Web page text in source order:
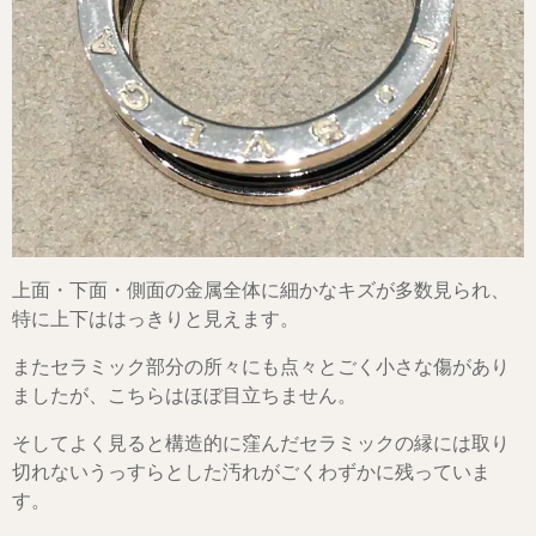
上面・下面・側面の金属全体に細かなキズが多数見られ、
特に上下ははっきりと見えます。
またセラミック部分の所々にも点々とごく小さな傷があり
ましたが、こちらはほぼ目立ちません。
そしてよく見ると構造的に窪んだセラミックの縁には取り
切れないうっすらとした汚れがごくわずかに残っていま
す。